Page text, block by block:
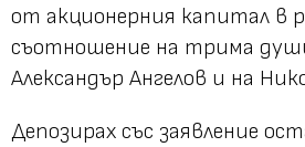
от акционерния капитал в
съотношение на трима
Александър Ангелов и на
Депозирах със заявление